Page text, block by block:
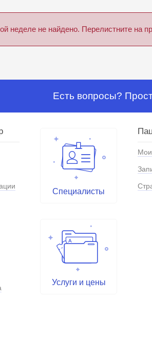
неделе не найдено. Перелистните
Есть вопросы?
Специалисты
Услуги и цены